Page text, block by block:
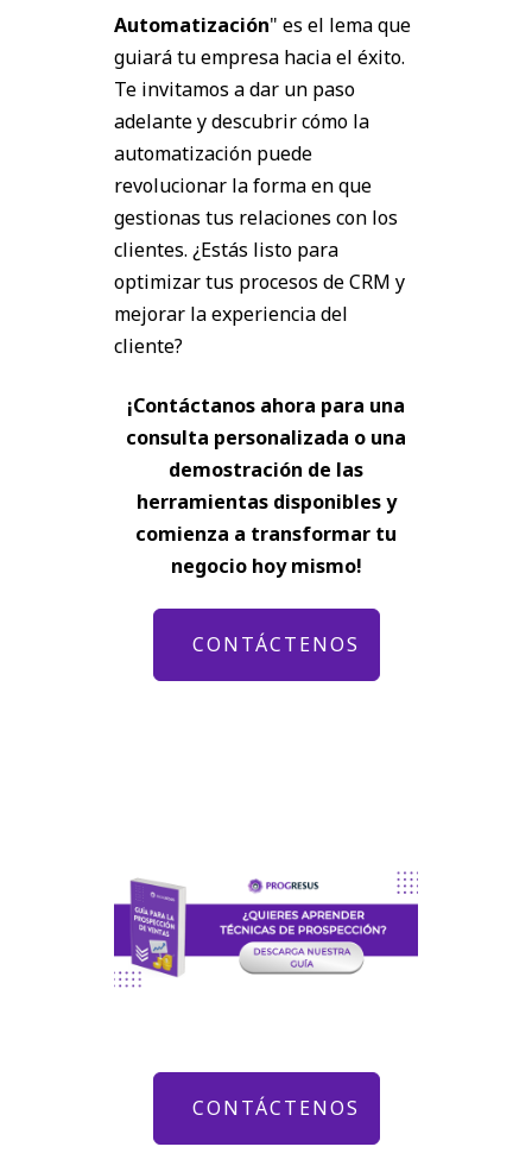
Automatización" es el lema que
guiará tu empresa hacia el éxito.
Te invitamos a dar un paso
adelante y descubrir cómo la
automatización puede
revolucionar la forma en que
gestionas tus relaciones con los
clientes. ¿Estás listo para
optimizar tus procesos de CRM y
mejorar la experiencia del
cliente?
¡Contáctanos ahora para una
consulta personalizada o una
demostración de las
herramientas disponibles y
comienza a transformar tu
negocio hoy mismo!
CONTÁCTENOS
CONTÁCTENOS